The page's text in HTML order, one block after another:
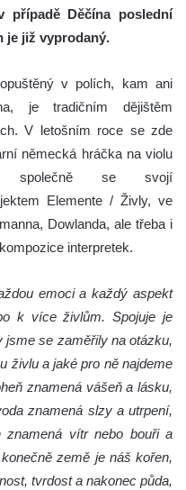
případě Děčína poslední
je již vyprodaný.
v polích, kam ani
je tradičním dějištěm
V letošním roce se zde
německá hráčka na violu
se svojí
Elemente / Živly, ve
Dowlanda, ale třeba i
interpretek.
emoci a každý aspekt
k více živlům. Spojuje je
jsme se zaměřily na otázku,
živlu a jaké pro ně najdeme
znamená vášeň a lásku,
znamená slzy a utrpení,
znamená vítr nebo bouři a
země je náš kořen,
tvrdost a nakonec půda,